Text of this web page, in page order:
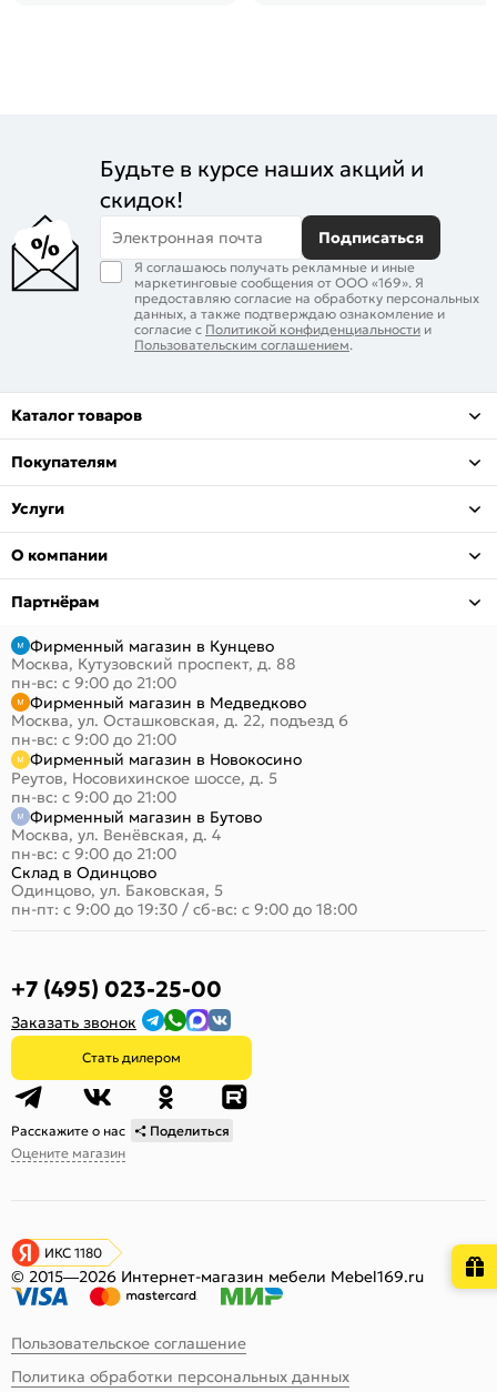
Будьте в курсе наших акций и
скидок!
Электронная почта Подписаться
Я соглашаюсь получать рекламные и иные
маркетинговые сообщения от ООО «169». Я
предоставляю согласие на обработку персональных
данных, а также подтверждаю ознакомление и
согласие с Политикой конфиденциальности и
Пользовательским соглашением.
Каталог товаров
Покупателям
Услуги
О компании
Партнёрам
Фирменный магазин в Кунцево
Москва, Кутузовский проспект, д. 88
пн-вс: с 9:00 до 21:00
Фирменный магазин в Медведково
Москва, ул. Осташковская, д. 22, подъезд 6
пн-вс: с 9:00 до 21:00
Фирменный магазин в Новокосино
Реутов, Носовихинское шоссе, д. 5
пн-вс: с 9:00 до 21:00
Фирменный магазин в Бутово
Москва, ул. Венёвская, д. 4
пн-вс: с 9:00 до 21:00
Склад в Одинцово
Одинцово, ул. Баковская, 5
пн-пт: с 9:00 до 19:30 / сб-вс: с 9:00 до 18:00
+7 (495) 023-25-00
Заказать звонок
Стать дилером
Расскажите о нас
Поделиться
Оцените магазин
ИКС 1180
© 2015—2026 Интернет-магазин мебели Mebel169.ru
Пользовательское соглашение
Политика обработки персональных данных